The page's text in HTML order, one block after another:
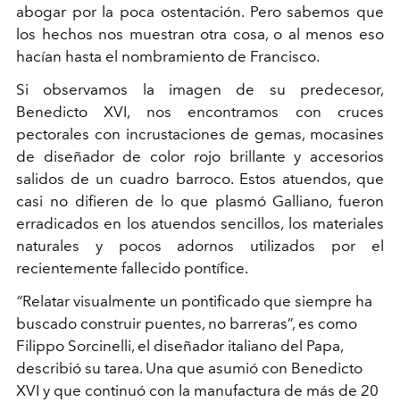
abogar por la poca ostentación. Pero sabemos que
los hechos nos muestran otra cosa, o al menos eso
hacían hasta el nombramiento de Francisco.
Si observamos la imagen de su predecesor,
Benedicto XVI, nos encontramos con cruces
pectorales con incrustaciones de gemas, mocasines
de diseñador de color rojo brillante y accesorios
salidos de un cuadro barroco. Estos atuendos, que
casi no difieren de lo que plasmó Galliano, fueron
erradicados en los atuendos sencillos, los materiales
naturales y pocos adornos utilizados por el
recientemente fallecido pontífice.
“Relatar visualmente un pontificado que siempre ha
buscado construir puentes, no barreras”, es como
Filippo Sorcinelli, el diseñador italiano del Papa,
describió su tarea. Una que asumió con Benedicto
XVI y que continuó con la manufactura de más de 20